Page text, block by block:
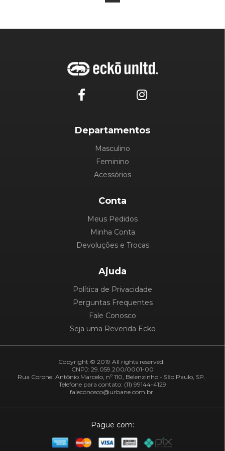
Departamentos
Masculino
Feminino
Acessórios
Conta
Meus Pedidos
Minha Conta
Devoluções e Trocas
Ajuda
Política de Privacidade
Perguntas Frequentes
Fale Conosco
Seja uma Revenda Ecko
Copyright © 2019 All rights reserved.
CNPJ: 29.059.200/0001-00
Rua Coronel Antônio Marcelo, nº 110, Belenzinho - São Paulo, SP.
Telefone para contato: (11) 99144-4129
faleconosco@urbane.com.br
Pague com: